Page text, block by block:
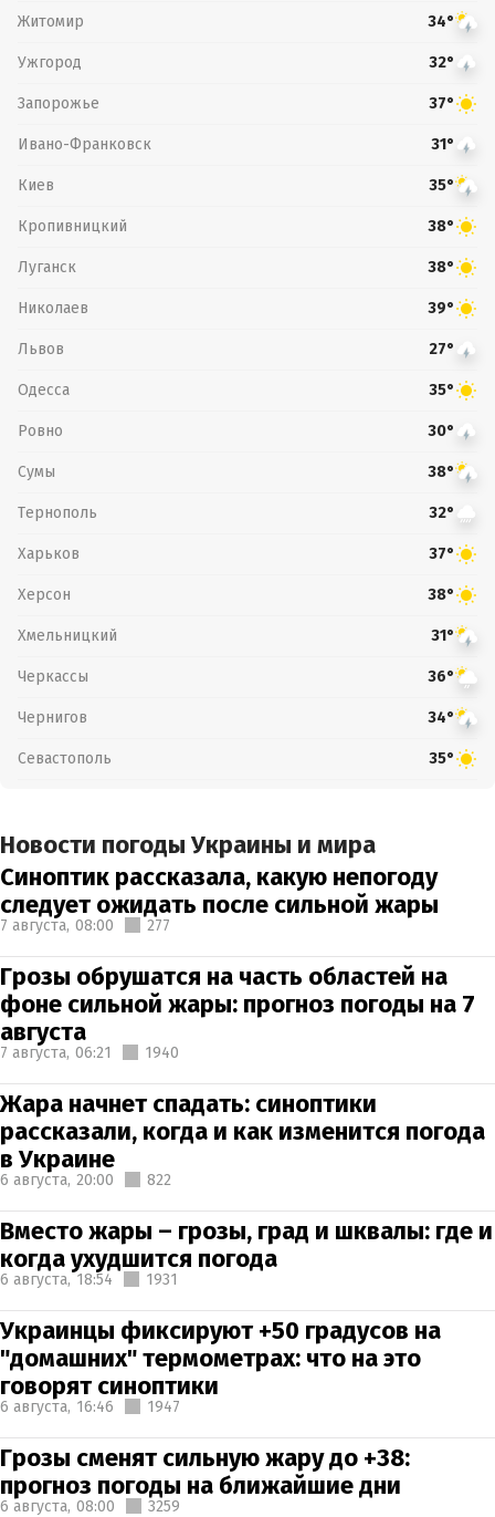
Житомир 34°
Ужгород 32°
Запорожье 37°
Ивано-Франковск 31°
Киев 35°
Кропивницкий 38°
Луганск 38°
Николаев 39°
Львов 27°
Одесса 35°
Ровно 30°
Сумы 38°
Тернополь 32°
Харьков 37°
Херсон 38°
Хмельницкий 31°
Черкассы 36°
Чернигов 34°
Севастополь 35°
Новости погоды Украины и мира
Синоптик рассказала, какую непогоду
следует ожидать после сильной жары
7 августа, 08:00 277
Грозы обрушатся на часть областей на
фоне сильной жары: прогноз погоды на 7
августа
7 августа, 06:21 1940
Жара начнет спадать: синоптики
рассказали, когда и как изменится погода
в Украине
6 августа, 20:00 822
Вместо жары – грозы, град и шквалы: где и
когда ухудшится погода
6 августа, 18:54 1931
Украинцы фиксируют +50 градусов на
"домашних" термометрах: что на это
говорят синоптики
6 августа, 16:46 1947
Грозы сменят сильную жару до +38:
прогноз погоды на ближайшие дни
6 августа, 08:00 3259